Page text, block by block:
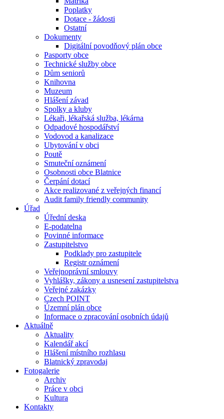
Poplatky
Dotace - žádosti
Ostatní
Dokumenty
Digitální povodňový plán obce
Pasporty obce
Technické služby obce
Dům seniorů
Knihovna
Muzeum
Hlášení závad
Spolky a kluby
Lékaři, lékařská služba, lékárna
Odpadové hospodářství
Vodovod a kanalizace
Ubytování v obci
Poutě
Smuteční oznámení
Osobnosti obce Blatnice
Čerpání dotací
Akce realizované z veřejných financí
Audit family friendly community
Úřad
Úřední deska
E-podatelna
Povinné informace
Zastupitelstvo
Podklady pro zastupitele
Registr oznámení
Veřejnoprávní smlouvy
Vyhlášky, zákony a usnesení zastupitelstva
Veřejné zakázky
Czech POINT
Územní plán obce
Informace o zpracování osobních údajů
Aktuálně
Aktuality
Kalendář akcí
Hlášení místního rozhlasu
Blatnický zpravodaj
Fotogalerie
Archiv
Práce v obci
Kultura
Kontakty